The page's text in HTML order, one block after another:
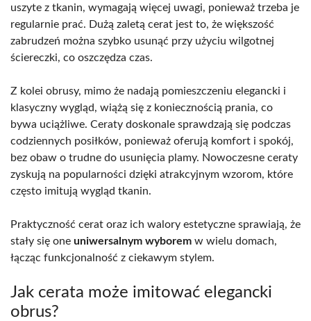
uszyte z tkanin, wymagają więcej uwagi, ponieważ trzeba je
regularnie prać. Dużą zaletą cerat jest to, że większość
zabrudzeń można szybko usunąć przy użyciu wilgotnej
ściereczki, co oszczędza czas.
Z kolei obrusy, mimo że nadają pomieszczeniu elegancki i
klasyczny wygląd, wiążą się z koniecznością prania, co
bywa uciążliwe. Ceraty doskonale sprawdzają się podczas
codziennych posiłków, ponieważ oferują komfort i spokój,
bez obaw o trudne do usunięcia plamy. Nowoczesne ceraty
zyskują na popularności dzięki atrakcyjnym wzorom, które
często imitują wygląd tkanin.
Praktyczność cerat oraz ich walory estetyczne sprawiają, że
stały się one uniwersalnym wyborem w wielu domach,
łącząc funkcjonalność z ciekawym stylem.
Jak cerata może imitować elegancki
obrus?